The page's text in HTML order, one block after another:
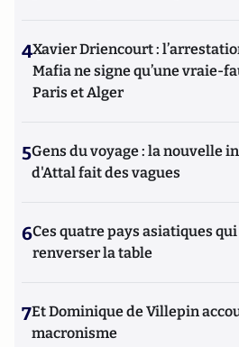
4Xavier Driencourt :
Mafia ne signe qu’une vraie-
Paris et Alger
5Gens du voyage : la nouvelle
d'Attal fait des vagues
6Ces quatre pays asiatiques
renverser la table
7Et Dominique de Villepin
macronisme